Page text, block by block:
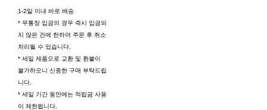
1-2일 이내 바로 배송
* 무통장 입금의 경우 즉시 입금되
지 않은 건에 한하여 주문 후 취소
처리될 수 있습니다.
* 세일 제품으로 교환 및 환불이
불가하오니 신중한 구매 부탁드립
니다.
* 세일 기간 동안에는 적립금 사용
이 제한됩니다.